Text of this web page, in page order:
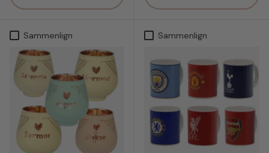
Sammenlign Sammenlign